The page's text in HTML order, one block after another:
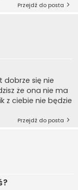
Przejdź do posta
dobrze się nie
że ona nie ma
z ciebie nie będzie
Przejdź do posta